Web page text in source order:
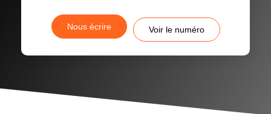
Nous écrire Voir le numéro